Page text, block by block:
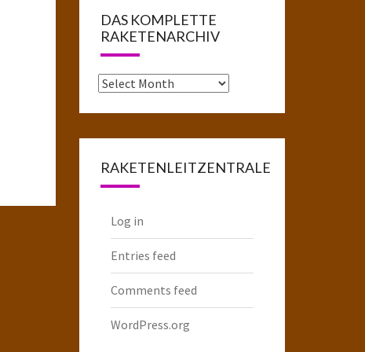
DAS KOMPLETTE
RAKETENARCHIV
Das
RAKETENLEITZENTRALE
Log in
Entries feed
Comments feed
WordPress.org